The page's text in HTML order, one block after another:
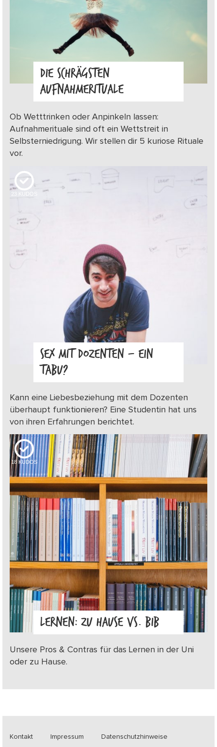
DIE SCHRÄGSTEN
AUFNAHMERITUALE
Ob Wetttrinken oder Anpinkeln lassen:
Aufnahmerituale sind oft ein Wettstreit in
Selbsterniedrigung. Wir stellen dir 5 kuriose Rituale
vor.
23 KUDOS
SEX MIT DOZENTEN – EIN
TABU?
Kann eine Liebesbeziehung mit dem Dozenten
überhaupt funktionieren? Eine Studentin hat uns
von ihren Erfahrungen berichtet.
18 KUDOS
LERNEN: ZU HAUSE VS. BIB
Unsere Pros & Contras für das Lernen in der Uni
oder zu Hause.
Kontakt Impressum Datenschutzhinweise